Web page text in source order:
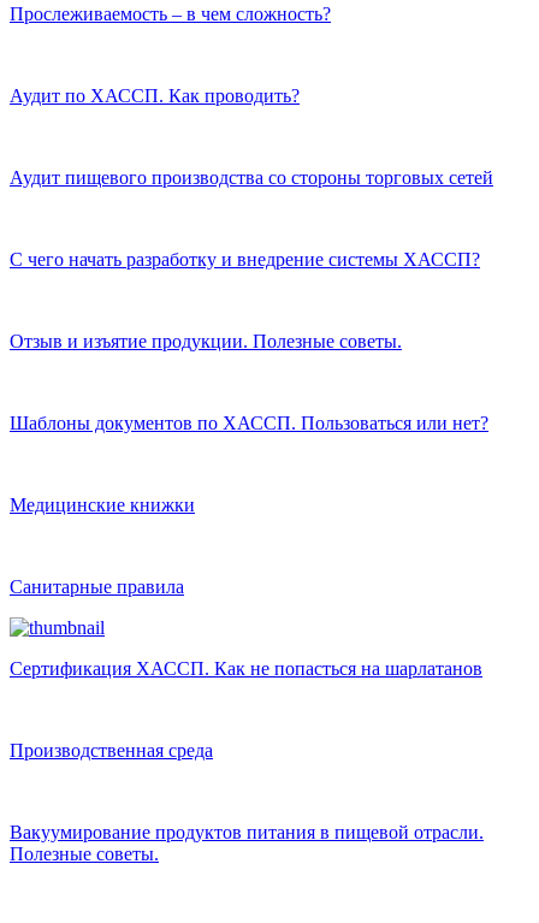
Прослеживаемость – в чем сложность?
Аудит по ХАССП. Как проводить?
Аудит пищевого производства со стороны торговых сетей
С чего начать разработку и внедрение системы ХАССП?
Отзыв и изъятие продукции. Полезные советы.
Шаблоны документов по ХАССП. Пользоваться или нет?
Медицинские книжки
Санитарные правила
Сертификация ХАССП. Как не попасться на шарлатанов
Производственная среда
Вакуумирование продуктов питания в пищевой отрасли.
Полезные советы.